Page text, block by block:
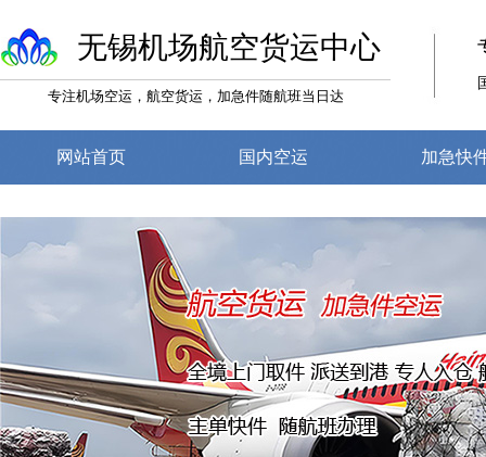
无锡机场航空货运中心
专注机场空运，航空货运，加急件随航班当日达
网站首页 国内空运 加急快